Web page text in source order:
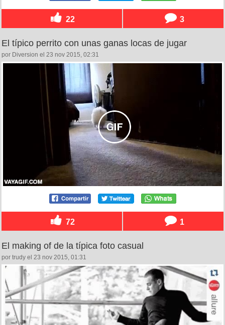
22 3
El típico perrito con unas ganas locas de jugar
por Diversion el 23 nov 2015, 02:31
72 1
El making of de la típica foto casual
por trudy el 23 nov 2015, 01:31